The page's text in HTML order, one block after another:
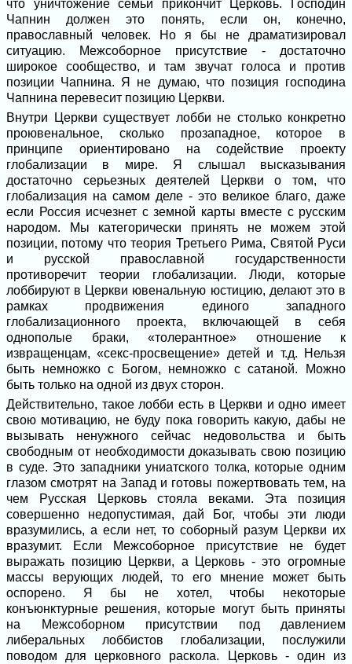
что уничтожение семьи прикончит Церковь. Господин
Чапнин должен это понять, если он, конечно,
православный человек. Но я бы не драматизировал
ситуацию. Межсоборное присутствие - достаточно
широкое сообщество, и там звучат голоса и против
позиции Чапнина. Я не думаю, что позиция господина
Чапнина перевесит позицию Церкви.
Внутри Церкви существует лобби не столько конкретно
проювенальное, сколько прозападное, которое в
принципе ориентировано на содействие проекту
глобализации в мире. Я слышал высказывания
достаточно серьезных деятелей Церкви о том, что
глобализация на самом деле - это великое благо, даже
если Россия исчезнет с земной карты вместе с русским
народом. Мы категорически принять не можем этой
позиции, потому что теория Третьего Рима, Святой Руси
и русской православной государственности
противоречит теории глобализации. Люди, которые
лоббируют в Церкви ювенальную юстицию, делают это в
рамках продвижения единого западного
глобализационного проекта, включающей в себя
однополые браки, «толерантное» отношение к
извращенцам, «секс-просвещение» детей и т.д. Нельзя
быть немножко с Богом, немножко с сатаной. Можно
быть только на одной из двух сторон.
Действительно, такое лобби есть в Церкви и одно имеет
свою мотивацию, не буду пока говорить какую, дабы не
вызывать ненужного сейчас недовольства и быть
свободным от необходимости доказывать свою позицию
в суде. Это западники униатского толка, которые одним
глазом смотрят на Запад и готовы пожертвовать тем, на
чем Русская Церковь стояла веками. Эта позиция
совершенно недопустимая, дай Бог, чтобы эти люди
вразумились, а если нет, то соборный разум Церкви их
вразумит. Если Межсоборное присутствие не будет
выражать позицию Церкви, а Церковь - это огромные
массы верующих людей, то его мнение может быть
оспорено. Я бы не хотел, чтобы некоторые
конъюнктурные решения, которые могут быть приняты
на Межсоборном присутствии под давлением
либеральных лоббистов глобализации, послужили
поводом для церковного раскола. Церковь - один из